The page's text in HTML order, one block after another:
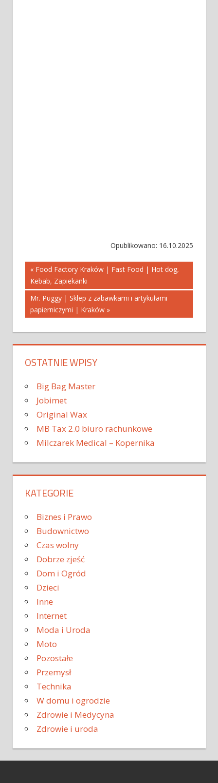
Opublikowano: 16.10.2025
Nawigacja
wpisu
« Food Factory Kraków | Fast Food | Hot dog,
Kebab, Zapiekanki
Mr. Puggy | Sklep z zabawkami i artykułami
papierniczymi | Kraków »
OSTATNIE WPISY
Big Bag Master
Jobimet
Original Wax
MB Tax 2.0 biuro rachunkowe
Milczarek Medical – Kopernika
KATEGORIE
Biznes i Prawo
Budownictwo
Czas wolny
Dobrze zjeść
Dom i Ogród
Dzieci
Inne
Internet
Moda i Uroda
Moto
Pozostałe
Przemysł
Technika
W domu i ogrodzie
Zdrowie i Medycyna
Zdrowie i uroda